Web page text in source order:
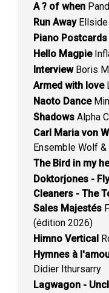
A ? of when
Run AwayEllside
Piano Postcards
Hello Magpie
InterviewBoris
Armed with love
Naoto Dance
Shadows Alpha
Carl Maria von
Ensemble Wolf
The Bird in my
Doktorjones -
Cleaners - The
Sales Majestés
(édition 2026)
Himno Vertical
Hymnes à
Didier Ithursarry
Lagwagon -